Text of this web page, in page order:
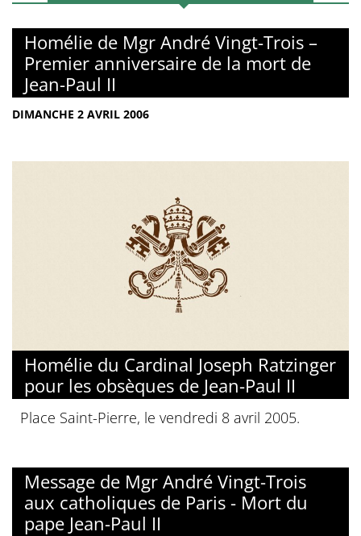
Homélie de Mgr André Vingt-Trois –
Premier anniversaire de la mort de
Jean-Paul II
DIMANCHE 2 AVRIL 2006
Homélie du Cardinal Joseph Ratzinger
pour les obsèques de Jean-Paul II
Place Saint-Pierre, le vendredi 8 avril 2005.
Message de Mgr André Vingt-Trois
aux catholiques de Paris - Mort du
pape Jean-Paul II